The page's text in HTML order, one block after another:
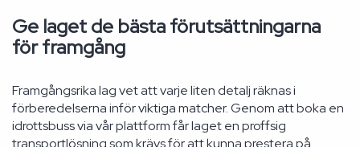
Ge laget de bästa förutsättningarna
för framgång
Framgångsrika lag vet att varje liten detalj räknas i
förberedelserna inför viktiga matcher. Genom att boka en
idrottsbuss via vår plattform får laget en proffsig
transportlösning som krävs för att kunna prestera på